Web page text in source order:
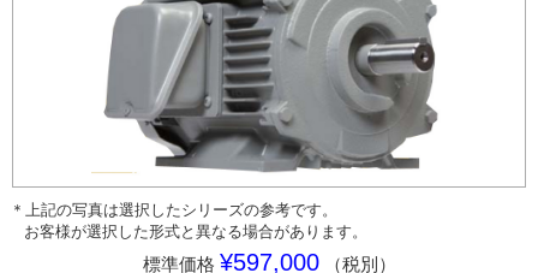
＊上記の写真は選択したシリーズの参考です。
お客様が選択した形式と異なる場合があります。
標準価格 ¥597,000 （税別）